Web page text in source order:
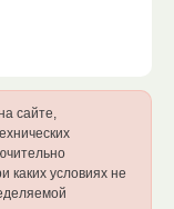
сайте,
каких условиях не